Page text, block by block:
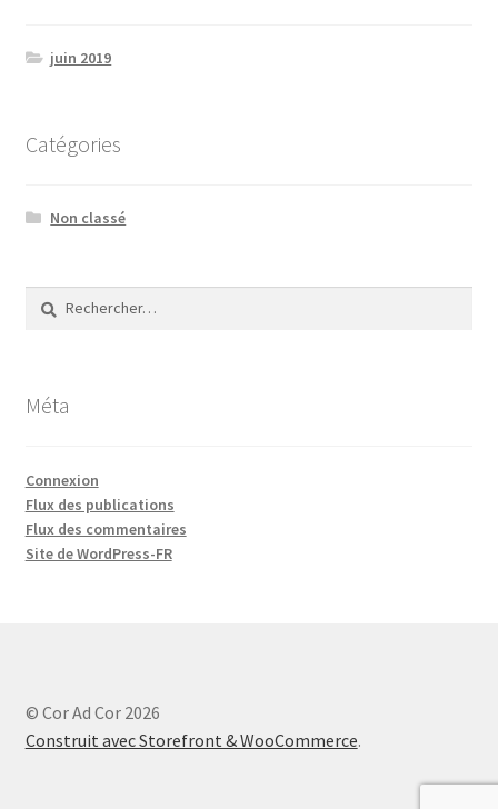
juin 2019
Catégories
Non classé
Rechercher :
Méta
Connexion
Flux des publications
Flux des commentaires
Site de WordPress-FR
© Cor Ad Cor 2026
Construit avec Storefront & WooCommerce.